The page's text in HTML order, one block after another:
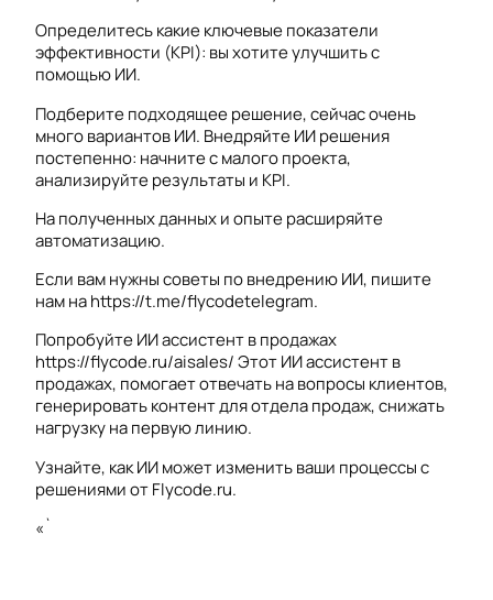
Определитесь какие ключевые показатели
эффективности (KPI): вы хотите улучшить с
помощью ИИ.
Подберите подходящее решение, сейчас очень
много вариантов ИИ. Внедряйте ИИ решения
постепенно: начните с малого проекта,
анализируйте результаты и KPI.
На полученных данных и опыте расширяйте
автоматизацию.
Если вам нужны советы по внедрению ИИ, пишите
нам на https://t.me/flycodetelegram.
Попробуйте ИИ ассистент в продажах
https://flycode.ru/aisales/ Этот ИИ ассистент в
продажах, помогает отвечать на вопросы клиентов,
генерировать контент для отдела продаж, снижать
нагрузку на первую линию.
Узнайте, как ИИ может изменить ваши процессы с
решениями от Flycode.ru.
«`